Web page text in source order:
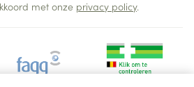
met onze privacy policy.